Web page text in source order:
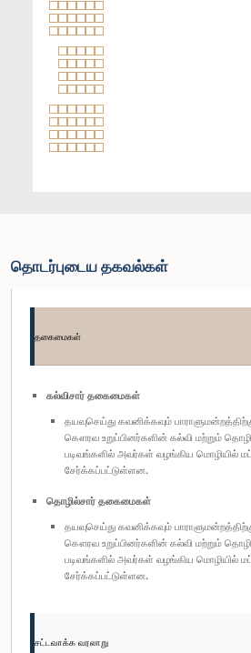
தொடர்புடைய தகவல்கள்
தகைமைகள்
கல்விசார் தகைமைகள்
தயவுசெய்து கவனிக்கவும்
கௌரவ உறுப்பினர்களின் கல்வி மற்றும்
படிவங்களில் அவர்கள் வழங்கிய மொழியில்
சேர்க்கப்பட்டுள்ளன.
தொழில்சார் தகைமைகள்
தயவுசெய்து கவனிக்கவும்
கௌரவ உறுப்பினர்களின் கல்வி மற்றும்
படிவங்களில் அவர்கள் வழங்கிய மொழியில்
சேர்க்கப்பட்டுள்ளன.
சட்டவாக்க வரலாறு